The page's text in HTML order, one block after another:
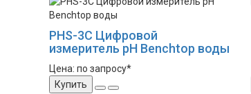
PHS-3C Цифровой
измеритель pH Benchtop воды
Цена: по запросу*
Купить